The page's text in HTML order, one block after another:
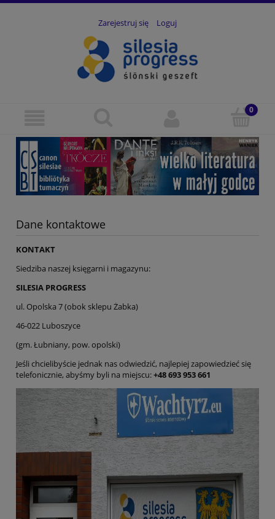
Zarejestruj się Loguj
Dane kontaktowe
KONTAKT
Siedziba naszej księgarni i magazynu:
SILESIA PROGRESS
ul. Opolska 7 (obok sklepu Żabka)
46-022 Luboszyce
(gm. Łubniany, pow. opolski)
Jeśli chcielibyście jednak nas odwiedzić, najlepiej zapowiedzieć się
telefonicznie, abyśmy byli na miejscu:+48 693 953 661